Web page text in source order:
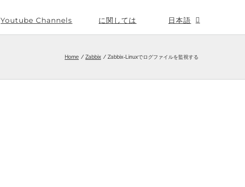
Youtube Channels に関しては 日本語
Home Zabbix Zabbix-Linuxでログファイルを監視する